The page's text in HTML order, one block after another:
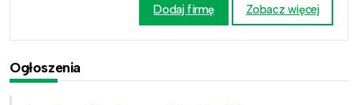
Dodaj firmę Zobacz więcej
Ogłoszenia